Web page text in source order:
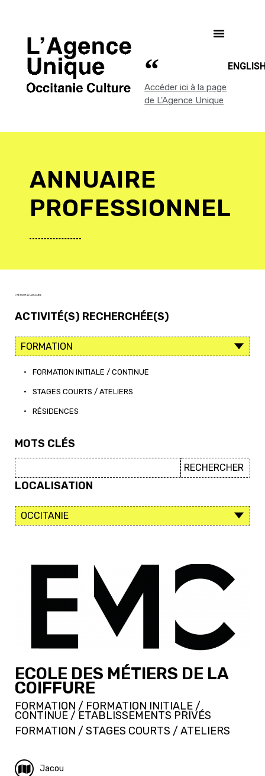
Accéder ici à la page
de L'Agence Unique
ANNUAIRE
PROFESSIONNEL
< RETOUR À L'ACCUEIL
ACTIVITÉ(S) RECHERCHÉE(S)
• FORMATION INITIALE / CONTINUE
• STAGES COURTS / ATELIERS
• RÉSIDENCES
MOTS CLÉS
LOCALISATION
ECOLE DES MÉTIERS DE LA
COIFFURE
FORMATION / FORMATION INITIALE /
CONTINUE / ETABLISSEMENTS PRIVÉS
FORMATION / STAGES COURTS / ATELIERS
Jacou